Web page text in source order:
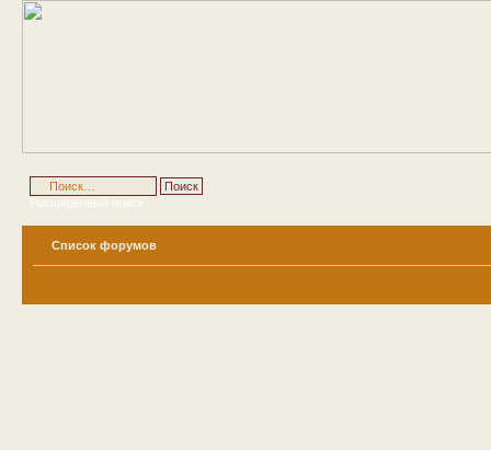
Расширенный поиск
Список форумов